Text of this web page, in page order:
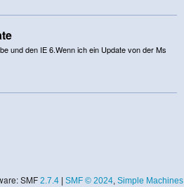
und den IE 6.Wenn ich ein Update von der Ms
SMF 2.7.4| SMF © 2024, Simple Machines